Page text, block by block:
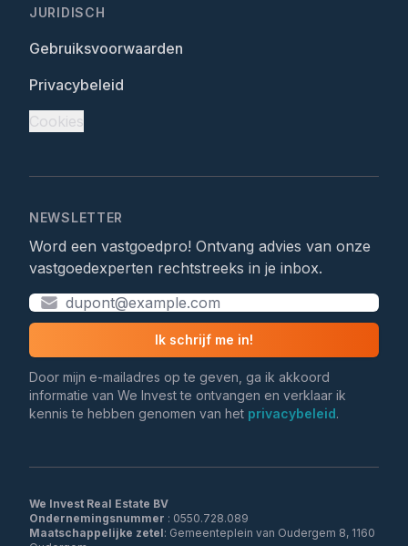
JURIDISCH
Gebruiksvoorwaarden
Privacybeleid
Cookies
NEWSLETTER
Word een vastgoedpro! Ontvang advies van onze
vastgoedexperten rechtstreeks in je inbox.
Ik schrijf me in!
Door mijn e-mailadres op te geven, ga ik akkoord
informatie van We Invest te ontvangen en verklaar ik
kennis te hebben genomen van het privacybeleid.
We Invest Real Estate BV
Ondernemingsnummer
Maatschappelijke zetel: Gemeenteplein van Oudergem 8, 1160